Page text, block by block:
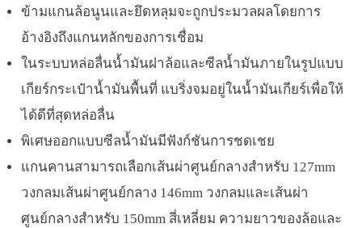
ข้ามแกนล้อนูนและยึดหลุมจะถูกประมวลผลโดยการ
อ้างอิงถึงแกนหลักของการเชื่อม
ในระบบหล่อลื่นน้ำมันฝาล้อและซีลน้ำมันภายในรูปแบบ
เกียร์กระเป๋าน้ำมันพื้นที่ แบริ่งจมอยู่ในน้ำมันเกียร์เพื่อให้
ได้ดีที่สุดหล่อลื่น
พิเศษออกแบบซีลน้ำมันมีฟังก์ชันการชดเชย
แกนคานสามารถเลือกเส้นผ่าศูนย์กลางสำหรับ 127mm
วงกลมเส้นผ่าศูนย์กลาง 146mm วงกลมและเส้นผ่า
ศูนย์กลางสำหรับ 150mm สี่เหลี่ยม ความยาวของล้อและ